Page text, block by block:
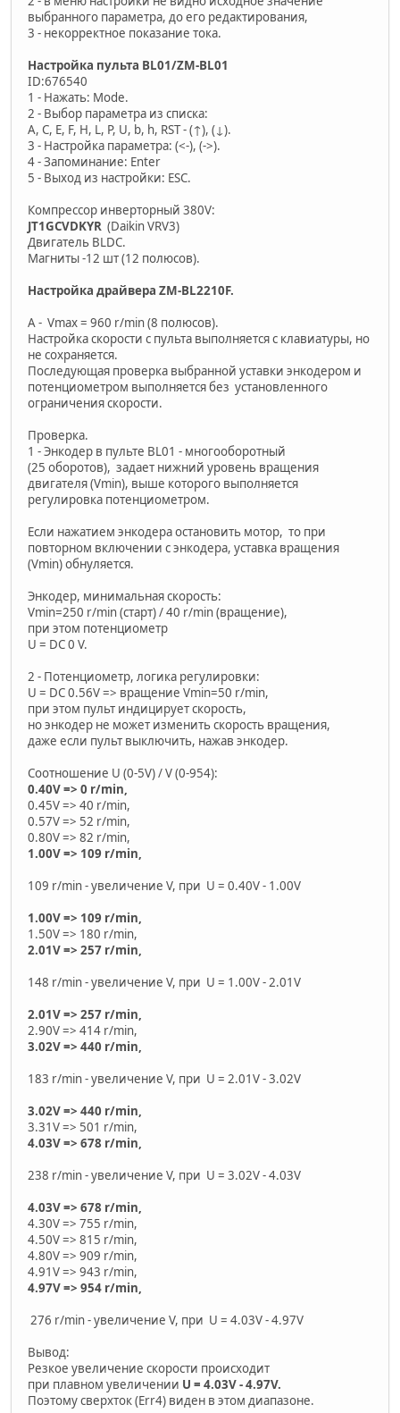
выбранного параметра, до его редактирования,
3 - некорректное показание тока.
Настройка пульта BL01/ZM-BL01
ID:676540
1 - Нажать: Mode.
2 - Выбор параметра из списка:
A, C, E, F, H, L, P, U, b, h, RST - (↑), (↓).
3 - Настройка параметра: (<-), (->).
4 - Запоминание: Enter
5 - Выход из настройки: ESC.
Компрессор инверторный 380V:
JT1GCVDKYR (Daikin VRV3)
Двигатель BLDC.
Магниты -12 шт (12 полюсов).
Настройка драйвера ZM-BL2210F.
A - Vmax = 960 r/min (8 полюсов).
Настройка скорости с пульта выполняется с клавиатуры, но
не сохраняется.
Последующая проверка выбранной уставки энкодером и
потенциометром выполняется без установленного
ограничения скорости.
Проверка.
1 - Энкодер в пульте BL01 - многооборотный
(25 оборотов), задает нижний уровень вращения
двигателя (Vmin), выше которого выполняется
регулировка потенциометром.
Если нажатием энкодера остановить мотор, то при
повторном включении с энкодера, уставка вращения
(Vmin) обнуляется.
Энкодер, минимальная скорость:
Vmin=250 r/min (старт) / 40 r/min (вращение),
при этом потенциометр
U = DC 0 V.
2 - Потенциометр, логика регулировки:
U = DC 0.56V => вращение Vmin=50 r/min,
при этом пульт индицирует скорость,
но энкодер не может изменить скорость вращения,
даже если пульт выключить, нажав энкодер.
Соотношение U (0-5V) / V (0-954):
0.40V => 0 r/min,
0.45V => 40 r/min,
0.57V => 52 r/min,
0.80V => 82 r/min,
1.00V => 109 r/min,
109 r/min - увеличение V, при U = 0.40V - 1.00V
1.00V => 109 r/min,
1.50V => 180 r/min,
2.01V => 257 r/min,
148 r/min - увеличение V, при U = 1.00V - 2.01V
2.01V => 257 r/min,
2.90V => 414 r/min,
3.02V => 440 r/min,
183 r/min - увеличение V, при U = 2.01V - 3.02V
3.02V => 440 r/min,
3.31V => 501 r/min,
4.03V => 678 r/min,
238 r/min - увеличение V, при U = 3.02V - 4.03V
4.03V => 678 r/min,
4.30V => 755 r/min,
4.50V => 815 r/min,
4.80V => 909 r/min,
4.91V => 943 r/min,
4.97V => 954 r/min,
276 r/min - увеличение V, при U = 4.03V - 4.97V
Вывод:
Резкое увеличение скорости происходит
при плавном увеличении U = 4.03V - 4.97V.
Поэтому сверхток (Err4) виден в этом диапазоне.